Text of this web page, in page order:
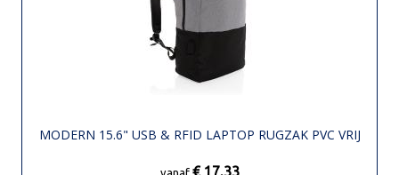
MODERN 15.6" USB & RFID LAPTOP RUGZAK PVC VRIJ
vanaf € 17,33